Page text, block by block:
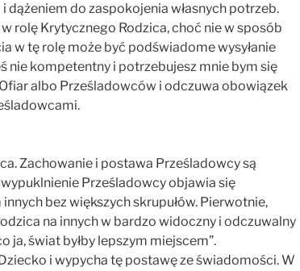
do zaspokojenia własnych potrzeb.
rolę Krytycznego Rodzica, choć nie w sposób
w tę rolę może być podświadome wysyłanie
nie kompetentny i potrzebujesz mnie bym się
albo Prześladowców i odczuwa obowiązek
Zachowanie i postawa Prześladowcy są
Prześladowcy objawia się
bez większych skrupułów. Pierwotnie,
na innych w bardzo widoczny i odczuwalny
ja, świat byłby lepszym miejscem”.
i wypycha tę postawę ze świadomości. W